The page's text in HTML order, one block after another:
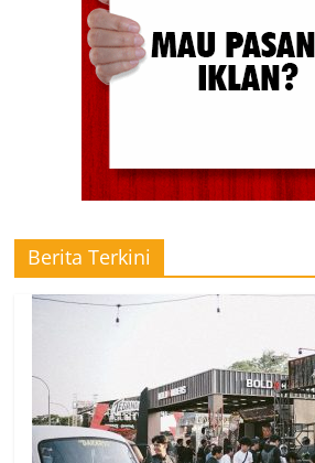
Berita Terkini